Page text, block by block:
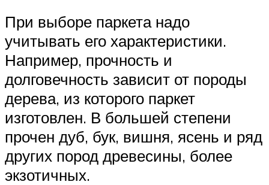
При выборе паркета надо
учитывать его характеристики.
Например, прочность и
долговечность зависит от породы
дерева, из которого паркет
изготовлен. В большей степени
прочен дуб, бук, вишня, ясень и ряд
других пород древесины, более
экзотичных.